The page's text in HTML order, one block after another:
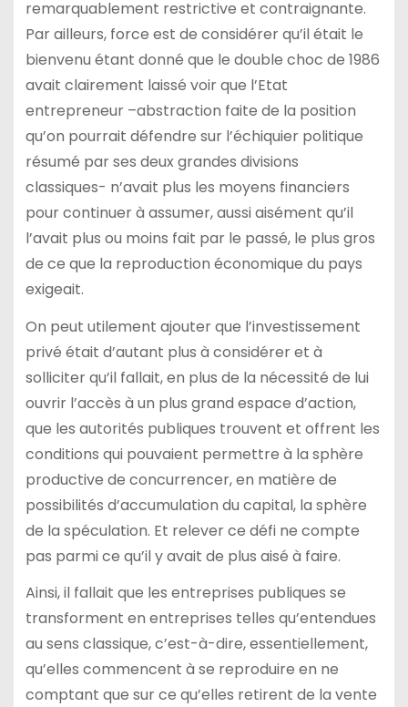
remarquablement restrictive et contraignante.
Par ailleurs, force est de considérer qu’il était le
bienvenu étant donné que le double choc de 1986
avait clairement laissé voir que l’Etat
entrepreneur –abstraction faite de la position
qu’on pourrait défendre sur l’échiquier politique
résumé par ses deux grandes divisions
classiques- n’avait plus les moyens financiers
pour continuer à assumer, aussi aisément qu’il
l’avait plus ou moins fait par le passé, le plus gros
de ce que la reproduction économique du pays
exigeait.
On peut utilement ajouter que l’investissement
privé était d’autant plus à considérer et à
solliciter qu’il fallait, en plus de la nécessité de lui
ouvrir l’accès à un plus grand espace d’action,
que les autorités publiques trouvent et offrent les
conditions qui pouvaient permettre à la sphère
productive de concurrencer, en matière de
possibilités d’accumulation du capital, la sphère
de la spéculation. Et relever ce défi ne compte
pas parmi ce qu’il y avait de plus aisé à faire.
Ainsi, il fallait que les entreprises publiques se
transforment en entreprises telles qu’entendues
au sens classique, c’est-à-dire, essentiellement,
qu’elles commencent à se reproduire en ne
comptant que sur ce qu’elles retirent de la vente